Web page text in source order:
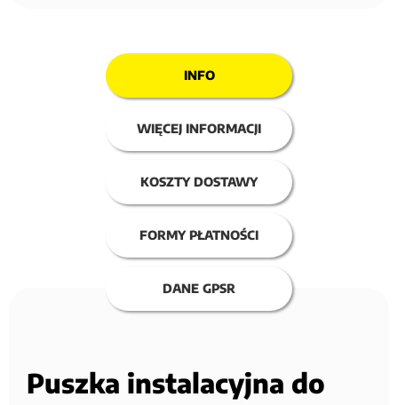
INFO
WIĘCEJ INFORMACJI
KOSZTY DOSTAWY
FORMY PŁATNOŚCI
DANE GPSR
Puszka instalacyjna do